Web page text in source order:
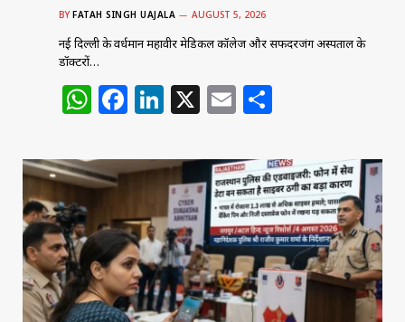
BY FATAH SINGH UAJALA AUGUST 5, 2026
नई दिल्ली के वर्धमान महावीर मेडिकल कॉलेज और सफदरजंग अस्पताल के
डॉक्टरों…
W
at
s
A
p
p
F
c
e
b
o
o
k
Li
k
e
dI
n
X E
ai
l
ar
e